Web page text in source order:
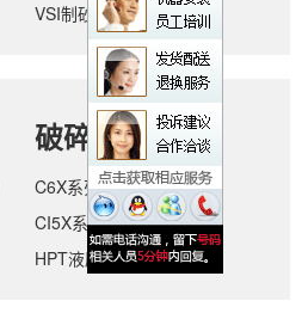
VSI制砂机
破碎设备
C6X系列颚式破碎机
CI5X系列反击式破碎机
HPT液压圆锥破碎机